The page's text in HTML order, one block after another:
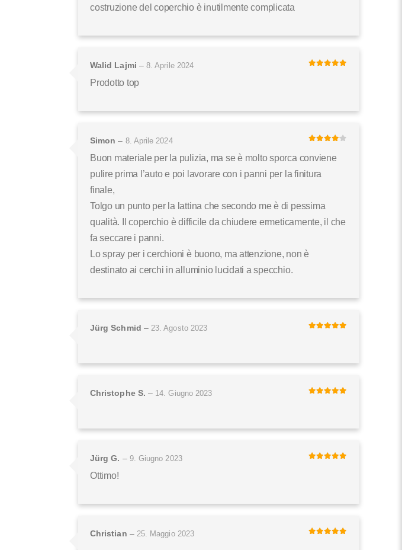
costruzione del coperchio è inutilmente complicata
Walid Lajmi – 8. Aprile 2024
Prodotto top
Simon – 8. Aprile 2024
Buon materiale per la pulizia, ma se è molto sporca conviene
pulire prima l’auto e poi lavorare con i panni per la finitura
finale,
Tolgo un punto per la lattina che secondo me è di pessima
qualità. Il coperchio è difficile da chiudere ermeticamente, il che
fa seccare i panni.
Lo spray per i cerchioni è buono, ma attenzione, non è
destinato ai cerchi in alluminio lucidati a specchio.
Jürg Schmid – 23. Agosto 2023
Christophe S. – 14. Giugno 2023
Jürg G. – 9. Giugno 2023
Ottimo!
Christian – 25. Maggio 2023